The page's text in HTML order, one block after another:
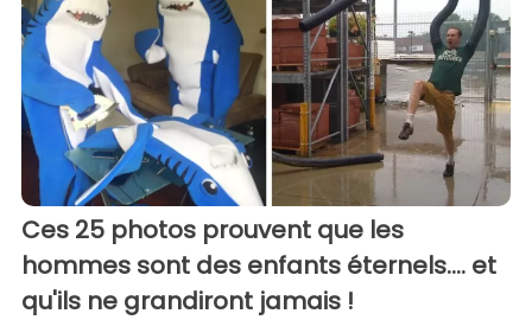
Ces 25 photos prouvent que les
hommes sont des enfants éternels.... et
qu'ils ne grandiront jamais !